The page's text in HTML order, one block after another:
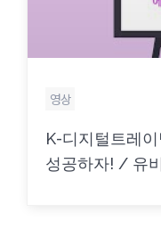
영상
K-디지털트레
성공하자! / 유